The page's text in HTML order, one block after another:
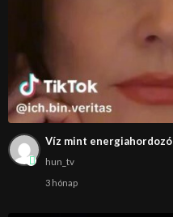
Víz mint energiahordozó
hun_tv
3 hónap